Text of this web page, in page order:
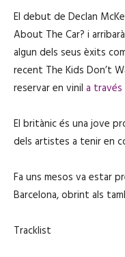
El debut de Declan
About The Car? i
algun dels seus èxits
recent The Kids Don’t
reservar en vinil a
El britànic és una jove
dels artistes a tenir en
Fa uns mesos va estar
Barcelona, obrint als
Tracklist